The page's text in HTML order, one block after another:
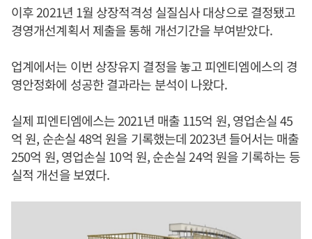
이후 2021년 1월 상장적격성 실질심사 대상으로 결정됐고
경영개선계획서 제출을 통해 개선기간을 부여받았다.
업계에서는 이번 상장유지 결정을 놓고 피엔티엠에스의 경
영안정화에 성공한 결과라는 분석이 나왔다.
실제 피엔티엠에스는 2021년 매출 115억 원, 영업손실 45
억 원, 순손실 48억 원을 기록했는데 2023년 들어서는 매출
250억 원, 영업손실 10억 원, 순손실 24억 원을 기록하는 등
실적 개선을 보였다.